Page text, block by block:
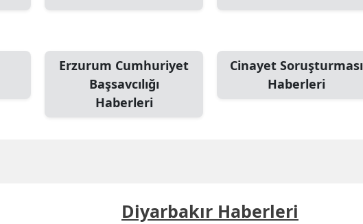
Erzurum Cumhuriyet
Başsavcılığı
Haberleri
Cinayet Soruşturması
Haberleri
Diyarbakır Haberleri